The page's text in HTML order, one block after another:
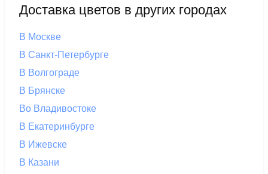
Доставка цветов в других городах
В Москве
В Санкт-Петербурге
В Волгограде
В Брянске
Во Владивостоке
В Екатеринбурге
В Ижевске
В Казани